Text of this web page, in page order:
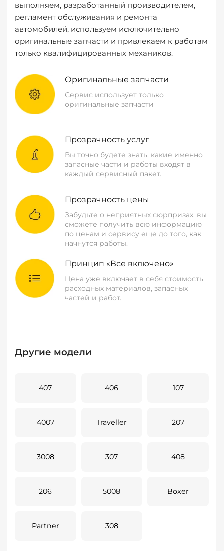
выполняем, разработанный производителем,
регламент обслуживания и ремонта
автомобилей, используем исключительно
оригинальные запчасти и привлекаем к работам
только квалифицированных механиков.
Оригинальные запчасти
Сервис использует только
оригинальные запчасти
Прозрачность услуг
Вы точно будете знать, какие именно
запасные части и работы входят в
каждый сервисный пакет.
Прозрачность цены
Забудьте о неприятных сюрпризах: вы
сможете получить всю информацию
по ценам и сервису еще до того, как
начнутся работы.
Принцип «Все включено»
Цена уже включает в себя стоимость
расходных материалов, запасных
частей и работ.
Другие модели
407 406 107
4007 Traveller 207
3008 307 408
206 5008 Boxer
Partner 308